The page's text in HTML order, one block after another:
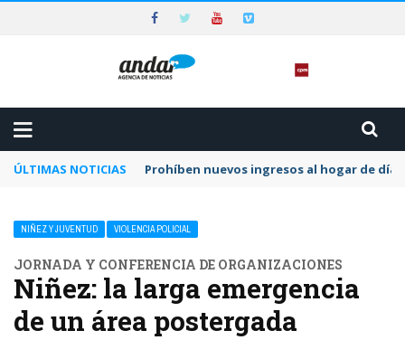
ÚLTIMAS NOTICIAS Prohíben nuevos ingresos al hogar de día
NIÑEZ Y JUVENTUD VIOLENCIA POLICIAL
JORNADA Y CONFERENCIA DE ORGANIZACIONES
Niñez: la larga emergencia
de un área postergada